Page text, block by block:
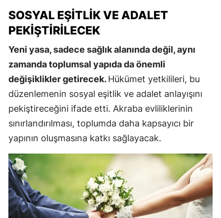
SOSYAL EŞITLIK VE ADALET
PEKIŞTIRILECEK
Yeni yasa, sadece sağlık alanında değil, aynı
zamanda toplumsal yapıda da önemli
değişiklikler getirecek.Hükümet yetkilileri, bu
düzenlemenin sosyal eşitlik ve adalet anlayışını
pekiştireceğini ifade etti. Akraba evliliklerinin
sınırlandırılması, toplumda daha kapsayıcı bir
yapının oluşmasına katkı sağlayacak.